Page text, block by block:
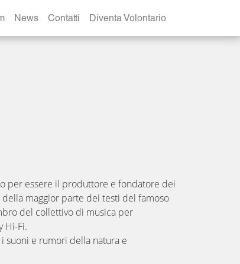
News Contatti Diventa Volontario
per essere il produttore e fondatore dei
maggior parte dei testi del famoso
del collettivo di musica per
Hi-Fi.
suoni e rumori della natura e